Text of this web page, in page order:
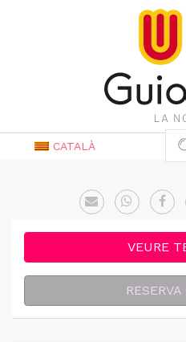
CATALÀ
VEURE